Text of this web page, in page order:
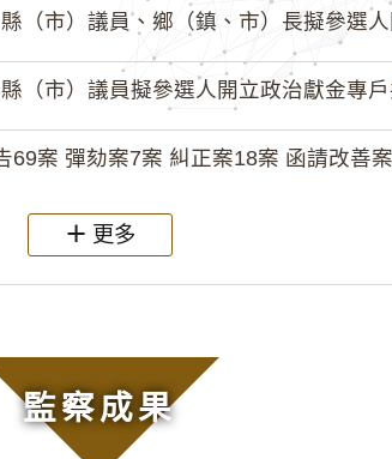
市）議員、鄉（鎮、市）長擬參選人開
市）議員擬參選人開立政治獻金專戶共
69案 彈劾案7案 糾正案18案 函請改善
更多
監察成果